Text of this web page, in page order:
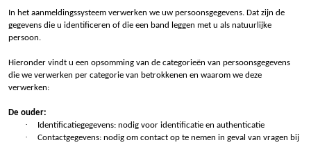
In het aanmeldingssysteem verwerken we uw persoonsgegevens. Dat zijn de
gegevens die u identificeren of die een band leggen met u als natuurlijke
persoon.
Hieronder vindt u een opsomming van de categorieën van persoonsgegevens
die we verwerken per categorie van betrokkenen en waarom we deze
verwerken:
De ouder:
· Identificatiegegevens: nodig voor identificatie en authenticatie
·
Contactgegevens: nodig om contact op te nemen in geval van vragen bij